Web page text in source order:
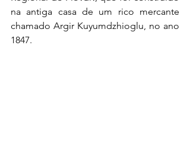
na antiga casa de um rico mercante
chamado Argir Kuyumdzhioglu, no ano
1847.